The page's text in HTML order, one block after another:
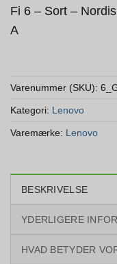
Fi 6 – Sort –
A
Varenummer (SKU):
Kategori: Lenovo
Varemærke: Lenovo
BESKRIVELSE
YDERLIGERE
HVAD BETYDER